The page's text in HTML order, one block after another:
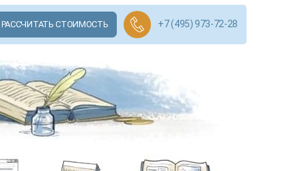
РАССЧИТАТЬ СТОИМОСТЬ +7 (495) 973-72-28